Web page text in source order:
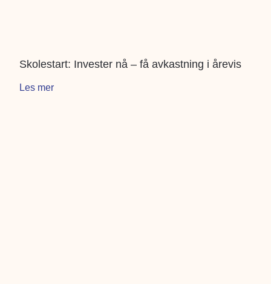
Skolestart: Invester nå – få avkastning i årevis
Les mer